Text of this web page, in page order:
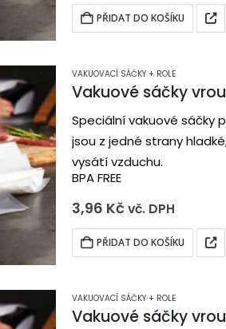
PŘIDAT DO KOŠÍKU
VAKUOVACÍ SÁČKY + ROLE
Vakuové sáčky
Speciální vakuové
jsou z jedné strany
vysátí vzduchu.
BPA FREE
3,96 Kč vč. DPH
PŘIDAT DO KOŠÍKU
VAKUOVACÍ SÁČKY + ROLE
Vakuové sáčky